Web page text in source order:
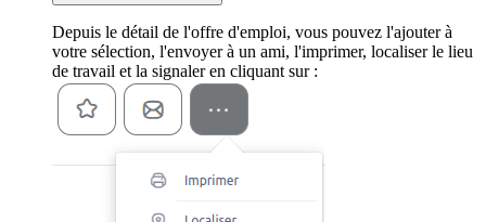
Depuis le détail de l'offre d'emploi, vous pouvez l'ajouter à
votre sélection, l'envoyer à un ami, l'imprimer, localiser le lieu
de travail et la signaler en cliquant sur :